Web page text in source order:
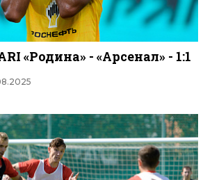
«Родина» - «Арсенал» - 1:1